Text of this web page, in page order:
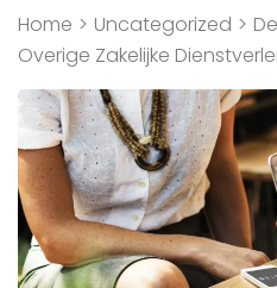
Home > Uncategorized >
Overige Zakelijke